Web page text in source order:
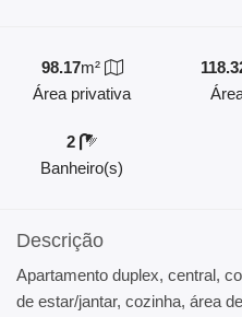
98.17m²
Área privativa
2
Banheiro(s)
Descrição
Apartamento duplex, central,
de estar/jantar, cozinha, área